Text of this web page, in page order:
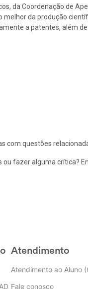
da Coordenação de
melhor da produção
a patentes, além
com questões
ou fazer alguma crítica?
Atendimento
Atendimento ao Aluno
Fale conosco